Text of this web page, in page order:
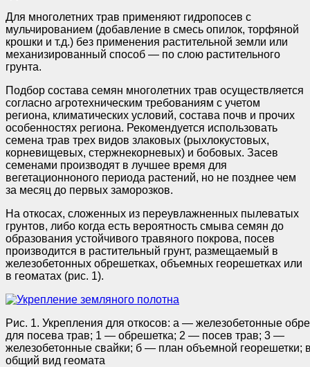
Для многолетних трав применяют гидропосев с
мульчированием (добавление в смесь опилок, торфяной
крошки и т.д.) без применения растительной земли или
механизированный способ — по слою растительного
грунта.
Подбор состава семян многолетних трав осуществляется
согласно агротехническим требованиям с учетом
региона, климатических условий, состава почв и прочих
особенностях региона. Рекомендуется использовать
семена трав трех видов злаковых (рыхлокустовых,
корневищевых, стержнекорневых) и бобовых. Засев
семенами производят в лучшее время для
вегетационноного периода растений, но не позднее чем
за месяц до первых заморозков.
На откосах, сложенных из переувлажненных пылеватых
грунтов, либо когда есть вероятность смыва семян до
образования устойчивого травяного покрова, посев
производится в растительный грунт, размещаемый в
железобетонных обрешетках, объемных георешетках или
в геоматах (рис. 1).
Рис. 1. Укрепления для откосов: а — железобетонные
для посева трав; 1 — обрешетка; 2 — посев трав; 3 —
железобетонные свайки; б — план объемной георешетки;
общий вид геомата